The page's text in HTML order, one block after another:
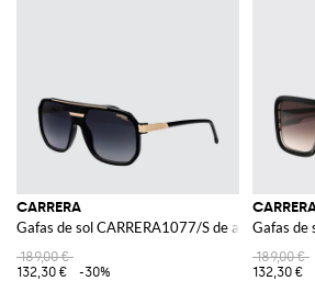
CARRERA
Gafas de sol CARRERA1077/S de acetato
189,00 €
132,30 €
-30%
Gafas de
189,00 €
132,30 €